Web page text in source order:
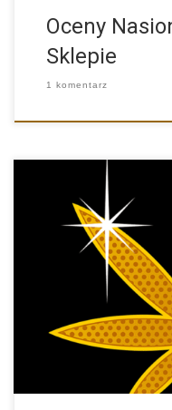
Oceny
Sklepie
1 komentarz
Gdzie Szukać Opinii
THC-THC? Chcesz […]